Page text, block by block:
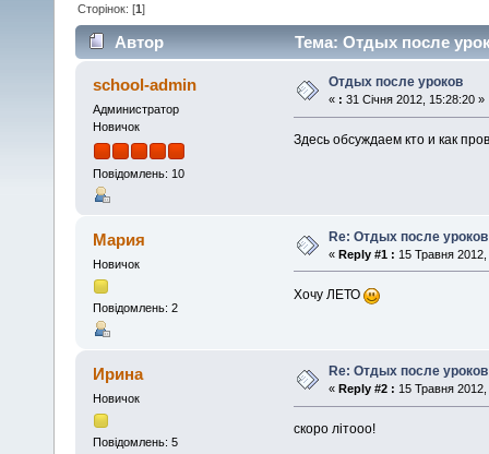
Сторінок: [1]
Автор Тема: Отдых после
school-admin
Администратор
Новичок
Повідомлень: 10
Отдых после уроков
« : 31 Січня 2012, 15:28:20 »
Здесь обсуждаем кто и как
Мария
Новичок
Повідомлень: 2
Re: Отдых после уроков
« Reply #1 : 15 Травня
Хочу ЛЕТО
Ирина
Новичок
Повідомлень: 5
Re: Отдых после уроков
« Reply #2 : 15 Травня
скоро літооо!